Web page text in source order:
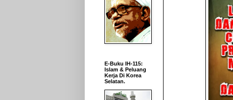
E-Buku IH-115:
Islam & Peluang
Kerja Di Korea
Selatan.